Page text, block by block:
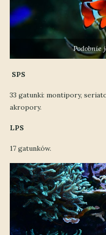
Podobnie
SPS
33 gatunki: montipory,
akropory.
LPS
17 gatunków.